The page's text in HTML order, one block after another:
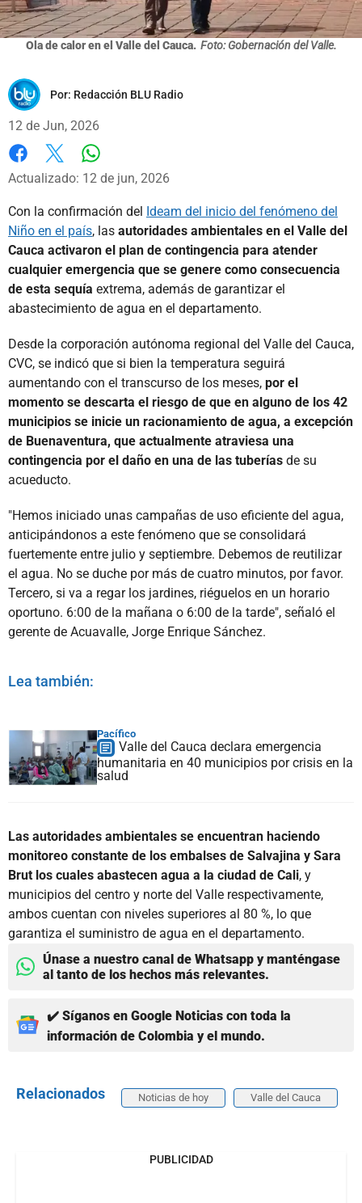
Ola de calor en el Valle del Cauca. Foto: Gobernación del Valle.
Por: Redacción BLU Radio
12 de Jun, 2026
Facebook
X
Actualizado: 12 de jun, 2026
Con la confirmación del Ideam del inicio del fenómeno del
Niño en el país, las autoridades ambientales en el Valle del
Cauca activaron el plan de contingencia para atender
cualquier emergencia que se genere como consecuencia
de esta sequía extrema, además de garantizar el
abastecimiento de agua en el departamento.
Desde la corporación autónoma regional del Valle del Cauca,
CVC, se indicó que si bien la temperatura seguirá
aumentando con el transcurso de los meses, por el
momento se descarta el riesgo de que en alguno de los 42
municipios se inicie un racionamiento de agua, a excepción
de Buenaventura, que actualmente atraviesa una
contingencia por el daño en una de las tuberías de su
acueducto.
"Hemos iniciado unas campañas de uso eficiente del agua,
anticipándonos a este fenómeno que se consolidará
fuertemente entre julio y septiembre. Debemos de reutilizar
el agua. No se duche por más de cuatro minutos, por favor.
Tercero, si va a regar los jardines, riéguelos en un horario
oportuno. 6:00 de la mañana o 6:00 de la tarde", señaló el
gerente de Acuavalle, Jorge Enrique Sánchez.
Lea también:
Pacífico
Valle del Cauca declara emergencia
humanitaria en 40 municipios por crisis en la
salud
Las autoridades ambientales se encuentran haciendo
monitoreo constante de los embalses de Salvajina y Sara
Brut los cuales abastecen agua a la ciudad de Cali, y
municipios del centro y norte del Valle respectivamente,
ambos cuentan con niveles superiores al 80 %, lo que
garantiza el suministro de agua en el departamento.
Únase a nuestro canal de Whatsapp y manténgase
al tanto de los hechos más relevantes.
✔️ Síganos en Google Noticias con toda la
información de Colombia y el mundo.
Relacionados Noticias de hoy Valle del Cauca
PUBLICIDAD